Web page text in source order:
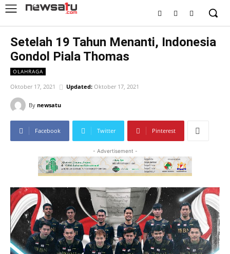
Setelah 19 Tahun Menanti, Indonesia
Gondol Piala Thomas
OLAHRAGA
Oktober 17, 2021 Updated: Oktober 17, 2021
By newsatu
Facebook Twitter Pinterest
- Advertisement -